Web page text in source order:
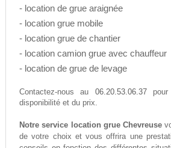
- location de grue araignée
- location grue mobile
- location grue de chantier
- location camion grue avec chauffeur
- location de grue de levage
Contactez-nous au 06.20.53.06.37pour
disponibilité et du prix.
Notre service location grue Chevreuse
de votre choix et vous offrira une